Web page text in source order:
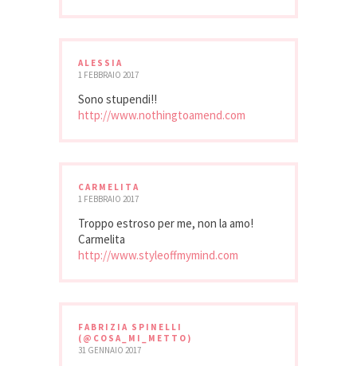
ALESSIA
1 FEBBRAIO 2017
Sono stupendi!!
http://www.nothingtoamend.com
CARMELITA
1 FEBBRAIO 2017
Troppo estroso per me, non la amo!
Carmelita
http://www.styleoffmymind.com
FABRIZIA SPINELLI
(@COSA_MI_METTO)
31 GENNAIO 2017